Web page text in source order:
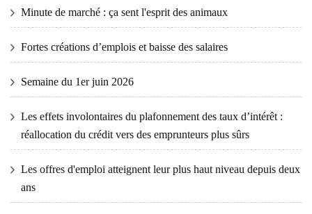
Minute de marché : ça sent l'esprit des animaux
Fortes créations d’emplois et baisse des salaires
Semaine du 1er juin 2026
Les effets involontaires du plafonnement des taux d’intérêt :
réallocation du crédit vers des emprunteurs plus sûrs
Les offres d'emploi atteignent leur plus haut niveau depuis deux
ans